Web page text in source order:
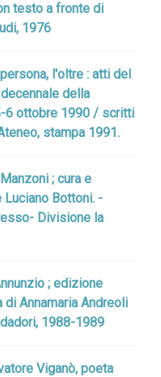
testo a fronte di
1976
l'oltre : atti del
della
6 ottobre 1990 / scritti
stampa 1991.
; cura e
Bottoni. -
Divisione la
; edizione
di Annamaria Andreoli
1988-1989
Viganò, poeta